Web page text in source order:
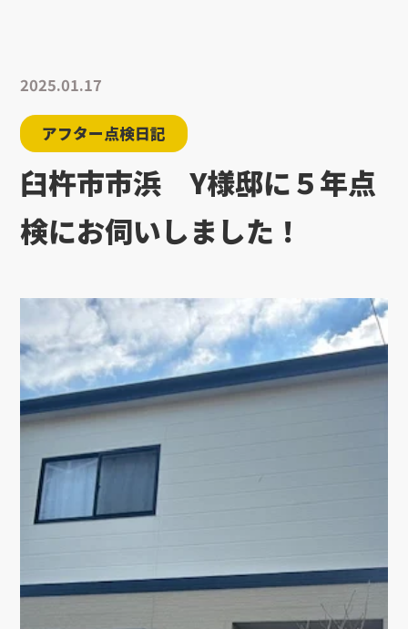
2025.01.17
アフター点検日記
臼杵市市浜 Y様邸に５年点
検にお伺いしました！